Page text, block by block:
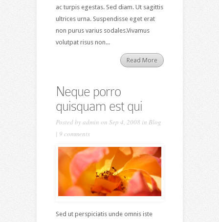
ac turpis egestas. Sed diam. Ut sagittis
ultrices urna. Suspendisse eget erat
non purus varius sodales.Vivamus
volutpat risus non...
Read More
Neque porro
quisquam est qui
Posted byadmin on Sep 4, 2008 in Blog
| 9 comments
Sed ut perspiciatis unde omnis iste